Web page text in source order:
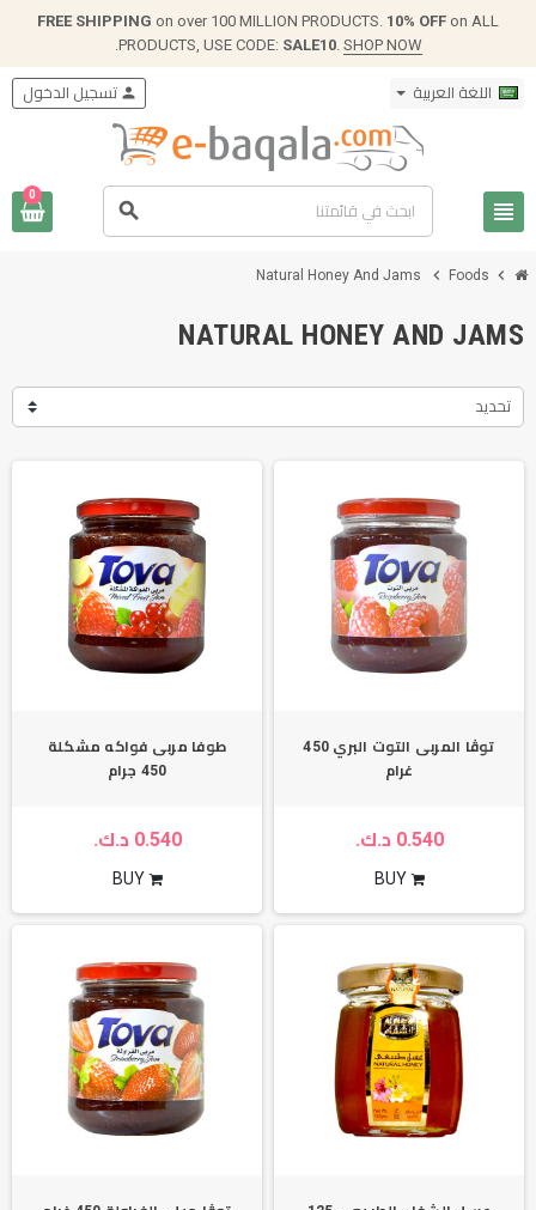
FREE SHIPPING on over 100 MILLION PRODUCTS. 10% OFF on ALL
PRODUCTS, USE CODE: SALE10. SHOP NOW
.
اللغة العربية
view_headline
search
person تسجيل الدخول
0
chevron_right
Foods
chevron_right
Natural Honey And Jams
NATURAL HONEY AND JAMS
تحديد
توڤا المربى التوت البري 450
غرام
0.540 د.ك.
BUY
طوفا مربى فواكه مشكلة
450 جرام
0.540 د.ك.
BUY